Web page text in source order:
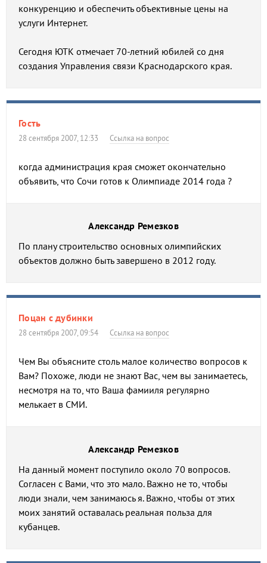
конкуренцию и обеспечить объективные цены на
услуги Интернет.
Сегодня ЮТК отмечает 70-летний юбилей со дня
создания Управления связи Краснодарского края.
Гость
28 сентября 2007, 12:33 Ссылка на вопрос
когда администрация края сможет окончательно
объявить, что Сочи готов к Олимпиаде 2014 года ?
Александр Ремезков
По плану строительство основных олимпийских
объектов должно быть завершено в 2012 году.
Поцан с дубинки
28 сентября 2007, 09:54 Ссылка на вопрос
Чем Вы объясните столь малое количество вопросов к
Вам? Похоже, люди не знают Вас, чем вы занимаетесь,
несмотря на то, что Ваша фамииля регулярно
мелькает в СМИ.
Александр Ремезков
На данный момент поступило около 70 вопросов.
Согласен с Вами, что это мало. Важно не то, чтобы
люди знали, чем занимаюсь я. Важно, чтобы от этих
моих занятий оставалась реальная польза для
кубанцев.